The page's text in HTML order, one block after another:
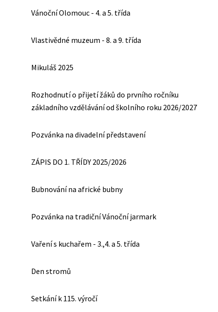
Vánoční Olomouc - 4. a 5. třída
Vlastivědné muzeum - 8. a 9. třída
Mikuláš 2025
Rozhodnutí o přijetí žáků do prvního ročníku
základního vzdělávání od školního roku 2026/2027
Pozvánka na divadelní představení
ZÁPIS DO 1. TŘÍDY 2025/2026
Bubnování na africké bubny
Pozvánka na tradiční Vánoční jarmark
Vaření s kuchařem - 3.,4. a 5. třída
Den stromů
Setkání k 115. výročí